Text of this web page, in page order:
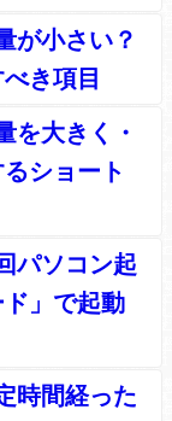
が小さい？
き項目
を大きく・
ショート
パソコン起
」で起動
時間経った